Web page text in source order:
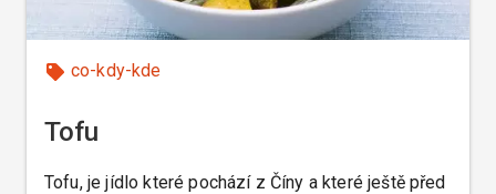
co-kdy-kde
Tofu
Tofu, je jídlo které pochází z Číny a které ještě před